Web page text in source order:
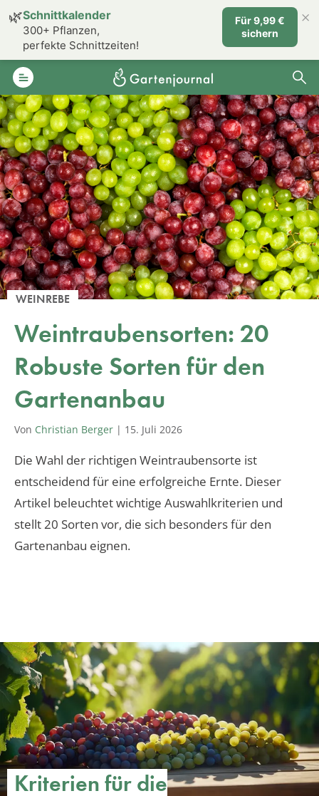
WEINREBE
Weintraubensorten: 20
Robuste Sorten für den
Gartenanbau
Von Christian Berger | 15. Juli 2026
Die Wahl der richtigen Weintraubensorte ist
entscheidend für eine erfolgreiche Ernte. Dieser
Artikel beleuchtet wichtige Auswahlkriterien und
stellt 20 Sorten vor, die sich besonders für den
Gartenanbau eignen.
Kriterien für die
🌿Schnittkalender
300+ Pflanzen,
perfekte Schnittzeiten!
Für 9,99 €
sichern
×